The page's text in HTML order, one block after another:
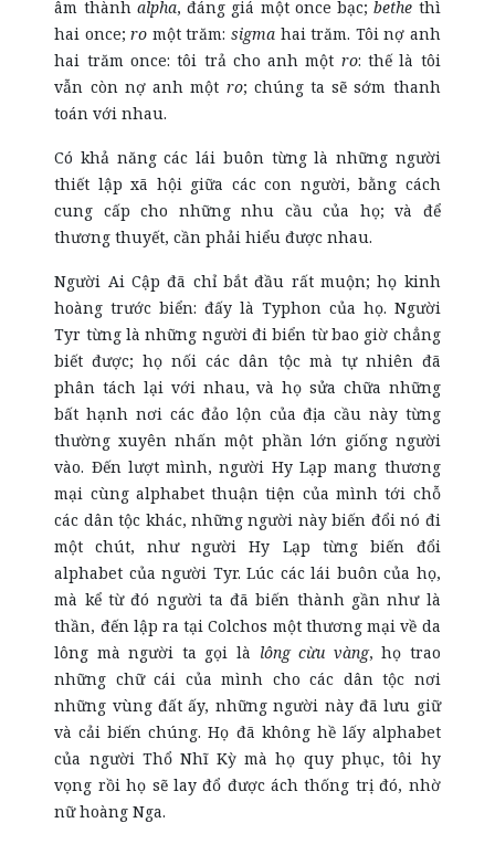
âm thành alpha, đáng giá một once bạc;bethe thì
hai once;ro một trăm:sigma hai trăm. Tôi nợ anh
hai trăm once: tôi trả cho anh một ro: thế là tôi
vẫn còn nợ anh một ro; chúng ta sẽ sớm thanh
toán với nhau.
Có khả năng các lái buôn từng là những người
thiết lập xã hội giữa các con người, bằng cách
cung cấp cho những nhu cầu của họ; và để
thương thuyết, cần phải hiểu được nhau.
Người Ai Cập đã chỉ bắt đầu rất muộn; họ kinh
hoàng trước biển: đấy là Typhon của họ. Người
Tyr từng là những người đi biển từ bao giờ chẳng
biết được; họ nối các dân tộc mà tự nhiên đã
phân tách lại với nhau, và họ sửa chữa những
bất hạnh nơi các đảo lộn của địa cầu này từng
thường xuyên nhấn một phần lớn giống người
vào. Đến lượt mình, người Hy Lạp mang thương
mại cùng alphabet thuận tiện của mình tới chỗ
các dân tộc khác, những người này biến đổi nó đi
một chút, như người Hy Lạp từng biến đổi
alphabet của người Tyr. Lúc các lái buôn của họ,
mà kể từ đó người ta đã biến thành gần như là
thần, đến lập ra tại Colchos một thương mại về da
lông mà người ta gọi là lông cừu vàng, họ trao
những chữ cái của mình cho các dân tộc nơi
những vùng đất ấy, những người này đã lưu giữ
và cải biến chúng. Họ đã không hề lấy alphabet
của người Thổ Nhĩ Kỳ mà họ quy phục, tôi hy
vọng rồi họ sẽ lay đổ được ách thống trị đó, nhờ
nữ hoàng Nga.